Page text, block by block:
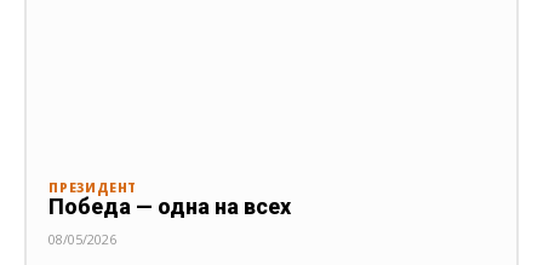
ПРЕЗИДЕНТ
Победа — одна на всех
08/05/2026